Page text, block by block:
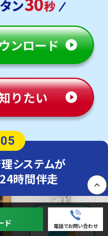
05
システムが
時間伴走
ド 電話でお問い合わせ